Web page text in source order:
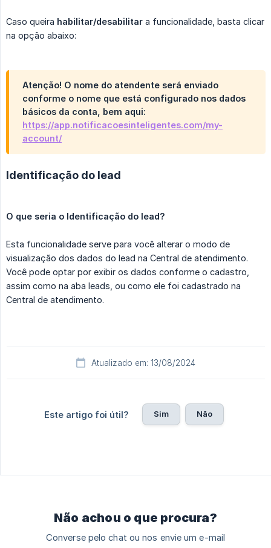
Caso queira habilitar/desabilitar a funcionalidade, basta clicar
na opção abaixo:
Atenção! O nome do atendente será enviado
conforme o nome que está configurado nos dados
básicos da conta, bem aqui:
https://app.notificacoesinteligentes.com/my-
account/
Identificação do lead
O que seria o Identificação do lead?
Esta funcionalidade serve para você alterar o modo de
visualização dos dados do lead na Central de atendimento.
Você pode optar por exibir os dados conforme o cadastro,
assim como na aba leads, ou como ele foi cadastrado na
Central de atendimento.
Atualizado em: 13/08/2024
Este artigo foi útil? Sim Não
Não achou o que procura?
Converse pelo chat ou nos envie um e-mail